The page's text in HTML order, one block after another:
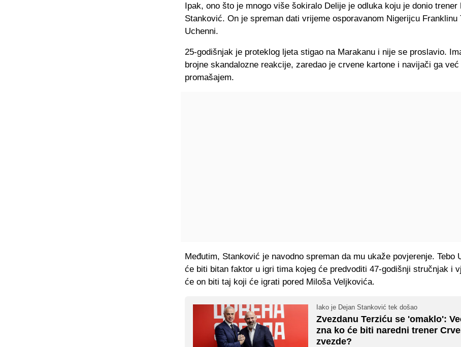
Ipak, ono što je mnogo više šokiralo Delije je odluka koju je donio trener
Stanković. On je spreman dati vrijeme osporavanom Nigerijcu Franklinu
Uchenni.
25-godišnjak je proteklog ljeta stigao na Marakanu i nije se proslavio.
brojne skandalozne reakcije, zaredao je crvene kartone i navijači ga
promašajem.
Međutim, Stanković je navodno spreman da mu ukaže povjerenje. Tebo
će biti bitan faktor u igri tima kojeg će predvoditi 47-godišnji stručnjak i
će on biti taj koji će igrati pored Miloša Veljkovića.
Iako je Dejan Stanković tek došao
Zvezdanu Terziću se 'omaklo':
zna ko će biti naredni trener
zvezde?